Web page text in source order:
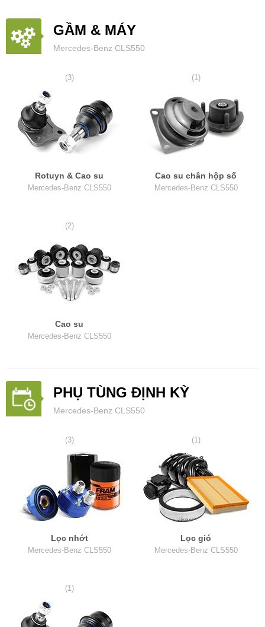
GẦM & MÁY
Mercedes-Benz CLS550
(3)
Rotuyn & Cao su
Mercedes-Benz CLS550
(1)
Cao su chân hộp số
Mercedes-Benz CLS550
(2)
Cao su
Mercedes-Benz CLS550
PHỤ TÙNG ĐỊNH KỲ
Mercedes-Benz CLS550
(3)
Lọc nhớt
Mercedes-Benz CLS550
(1)
Lọc gió
Mercedes-Benz CLS550
(1)